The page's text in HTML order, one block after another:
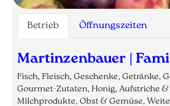
Betrieb Öffnungszeiten
Martinzenbauer |
Fisch, Fleisch, Geschenke, Getränke,
Gourmet-Zutaten, Honig, Aufstriche &
Milchprodukte, Obst & Gemüse,